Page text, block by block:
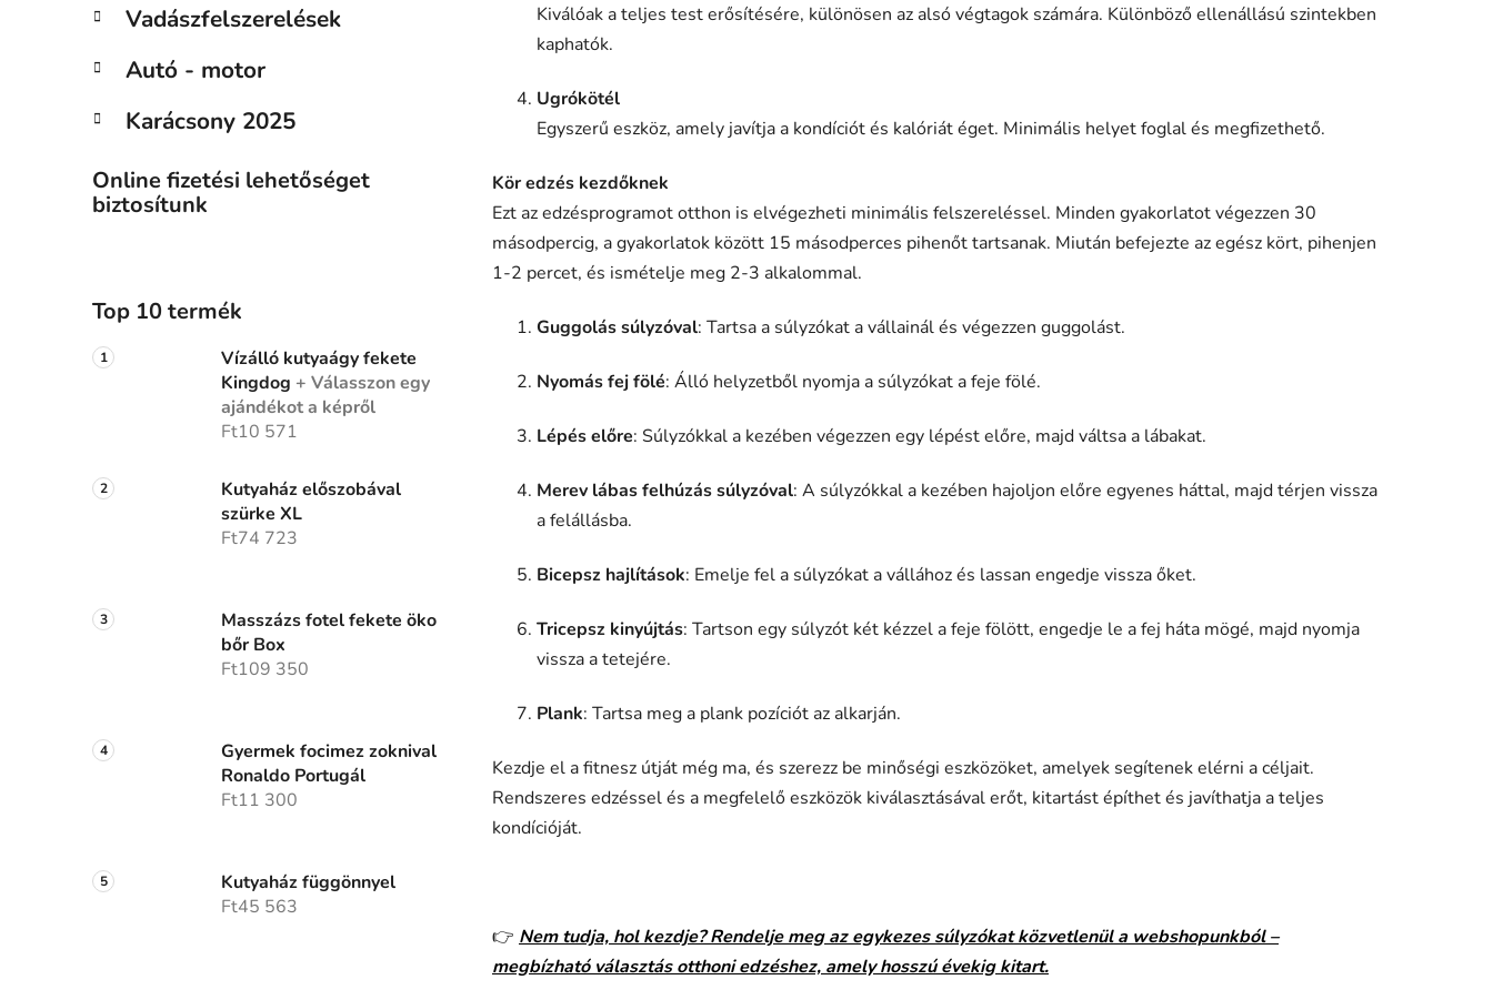
Vadászfelszerelések
Autó - motor
Karácsony 2025
Online fizetési lehetőséget
biztosítunk
Top 10 termék
Vízálló kutyaágy fekete
Kingdog + Válasszon egy
ajándékot a képről
Ft10 571
Kutyaház előszobával
szürke XL
Ft74 723
Masszázs fotel fekete öko
bőr Box
Ft109 350
Gyermek focimez zoknival
Ronaldo Portugál
Ft11 300
Kutyaház függönnyel
Ft45 563
Kiválóak a teljes test erősítésére, különösen az alsó végtagok számára. Különböző ellenállású szintekben
kaphatók.
Ugrókötél
Egyszerű eszköz, amely javítja a kondíciót és kalóriát éget. Minimális helyet foglal és megfizethető.
Kör edzés kezdőknek
Ezt az edzésprogramot otthon is elvégezheti minimális felszereléssel. Minden gyakorlatot végezzen 30
másodpercig, a gyakorlatok között 15 másodperces pihenőt tartsanak. Miután befejezte az egész kört, pihenjen
1-2 percet, és ismételje meg 2-3 alkalommal.
Guggolás súlyzóval: Tartsa a súlyzókat a vállainál és végezzen guggolást.
Nyomás fej fölé: Álló helyzetből nyomja a súlyzókat a feje fölé.
Lépés előre: Súlyzókkal a kezében végezzen egy lépést előre, majd váltsa a lábakat.
Merev lábas felhúzás súlyzóval: A súlyzókkal a kezében hajoljon előre egyenes háttal, majd térjen vissza
a felállásba.
Bicepsz hajlítások: Emelje fel a súlyzókat a vállához és lassan engedje vissza őket.
Tricepsz kinyújtás: Tartson egy súlyzót két kézzel a feje fölött, engedje le a fej háta mögé, majd nyomja
vissza a tetejére.
Plank: Tartsa meg a plank pozíciót az alkarján.
Kezdje el a fitnesz útját még ma, és szerezz be minőségi eszközöket, amelyek segítenek elérni a céljait.
Rendszeres edzéssel és a megfelelő eszközök kiválasztásával erőt, kitartást építhet és javíthatja a teljes
kondícióját.
👉 Nem tudja, hol kezdje? Rendelje meg az egykezes súlyzókat közvetlenül a webshopunkból –
megbízható választás otthoni edzéshez, amely hosszú évekig kitart.